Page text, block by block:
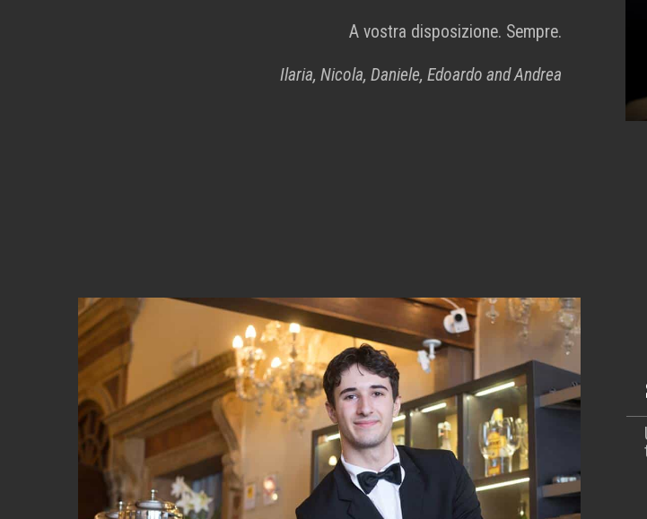
A vostra disposizione. Sempre.
Ilaria, Nicola, Daniele, Edoardo and Andrea